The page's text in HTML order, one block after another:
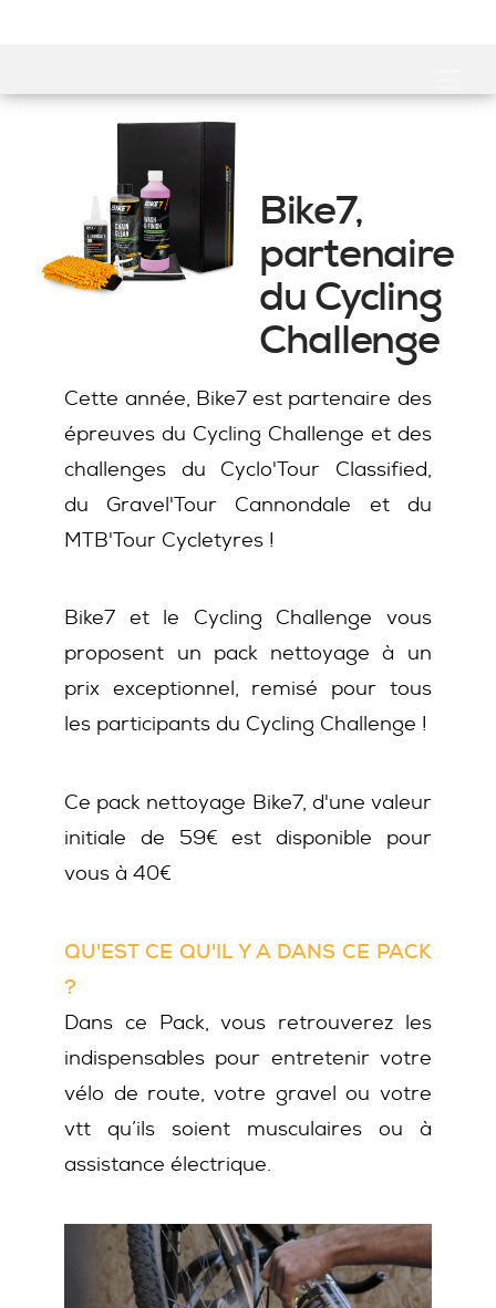
Cycling
Challenge
|
passion
du
vélo
Bike7,
partenaire
du Cycling
Challenge
Cette année, Bike7 est partenaire des
épreuves du Cycling Challenge et des
challenges du Cyclo'Tour Classified,
du Gravel'Tour Cannondale et du
MTB'Tour Cycletyres !
Bike7 et le Cycling Challenge vous
proposent un pack nettoyage à un
prix exceptionnel, remisé pour tous
les participants du Cycling Challenge !
Ce pack nettoyage Bike7, d'une valeur
initiale de 59€ est disponible pour
vous à 40€
QU'EST CE QU'IL Y A DANS CE PACK
?
Dans ce Pack, vous retrouverez les
indispensables pour entretenir votre
vélo de route, votre gravel ou votre
vtt qu’ils soient musculaires ou à
assistance électrique.